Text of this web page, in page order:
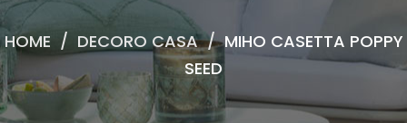
HOME / DECORO CASA / MIHO CASETTA POPPY
SEED